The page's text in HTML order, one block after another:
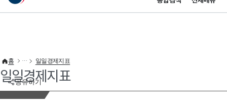
이 누리집은 대한민국 공식 전자정부 누리집입니다.
공유하기
홈 일일경제지표
일일경제지표